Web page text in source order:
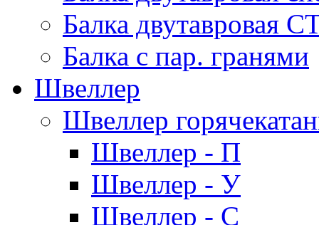
Балка двутавровая
Балка с пар. гранями
Швеллер
Швеллер
Швеллер - П
Швеллер - У
Швеллер - С